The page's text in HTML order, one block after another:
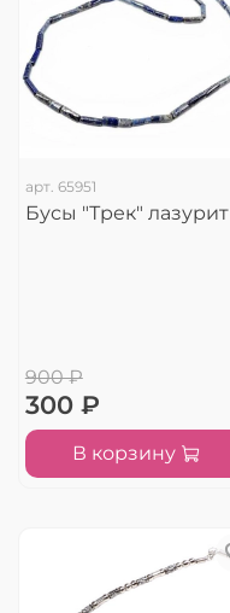
арт. 65951
Бусы "Трек" лазурит
900 ₽
300 ₽
В корзину